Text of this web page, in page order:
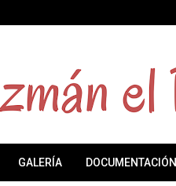
GALERÍA DOCUMENTACIÓN